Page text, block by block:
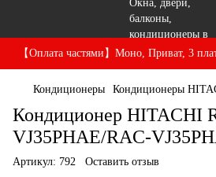
【Оплата частями】Моно, Приват, 3
Кондиционеры Кондиционеры
Кондиционер HITACHI
VJ35PHAE/RAC-
Артикул: 792 Оставить отзыв